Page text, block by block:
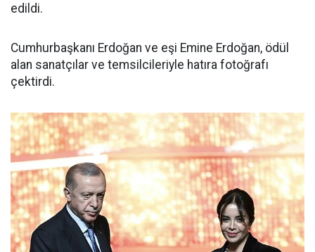
edildi.
Cumhurbaşkanı Erdoğan ve eşi Emine Erdoğan, ödül
alan sanatçılar ve temsilcileriyle hatıra fotoğrafı
çektirdi.